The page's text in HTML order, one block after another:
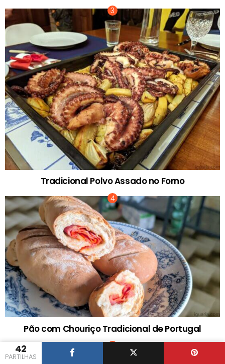
42
PARTILHAS
Tradicional Polvo Assado no Forno
Pão com Chouriço Tradicional de Portugal